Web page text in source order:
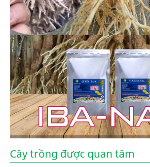
Cây trồng được quan tâm